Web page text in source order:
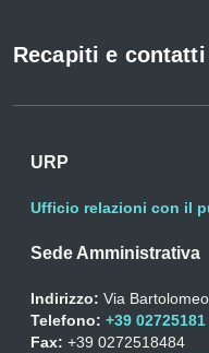
Recapiti e contatti
URP
Ufficio relazioni con il
Sede Amministrativa
Indirizzo: Via
Telefono: +39 02725181
Fax: +39 0272518484